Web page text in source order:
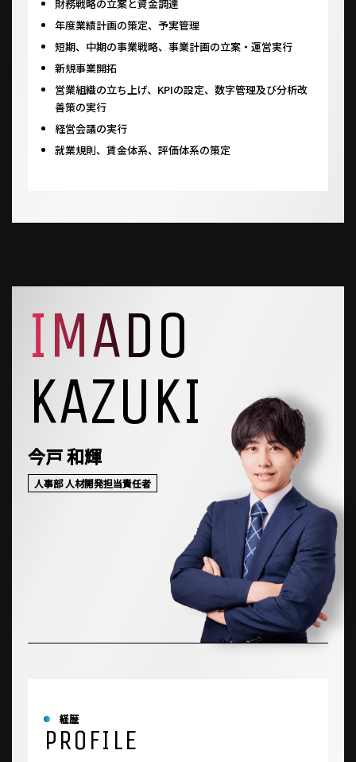
財務戦略の立案と資金調達
年度業績計画の策定、予実管理
短期、中期の事業戦略、事業計画の立案・運営実行
新規事業開拓
営業組織の立ち上げ、KPIの設定、数字管理及び分析改
善策の実行
経営会議の実行
就業規則、賃金体系、評価体系の策定
IMADO
KAZUKI
今戸 和輝
人事部 人材開発担当責任者
経歴
PROFILE